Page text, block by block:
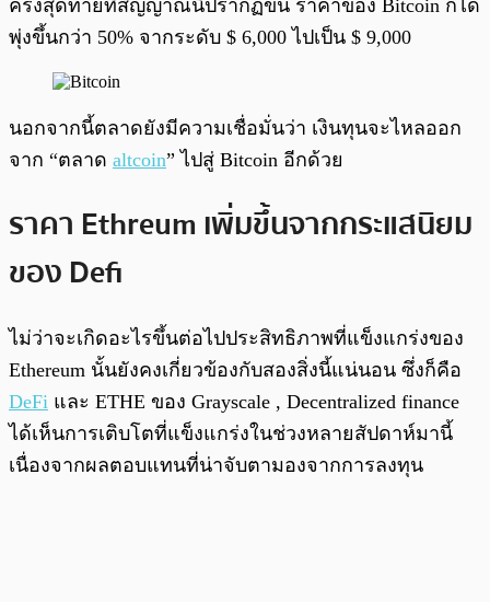
ครั้งสุดท้ายที่สัญญาณนี้ปรากฏขึ้น ราคาของ Bitcoin ก็ได้
พุ่งขึ้นกว่า 50% จากระดับ $ 6,000 ไปเป็น $ 9,000
นอกจากนี้ตลาดยังมีความเชื่อมั่นว่า เงินทุนจะไหลออก
จาก “ตลาด altcoin” ไปสู่ ​​Bitcoin อีกด้วย
ราคา Ethreum เพิ่มขึ้นจากกระแสนิยม
ของ Defi
ไม่ว่าจะเกิดอะไรขึ้นต่อไปประสิทธิภาพที่แข็งแกร่งของ
Ethereum นั้นยังคงเกี่ยวข้องกับสองสิ่งนี้แน่นอน ซึ่งก็คือ
DeFi และ ETHE ของ Grayscale , Decentralized finance
ได้เห็นการเติบโตที่แข็งแกร่งในช่วงหลายสัปดาห์มานี้
เนื่องจากผลตอบแทนที่น่าจับตามองจากการลงทุน